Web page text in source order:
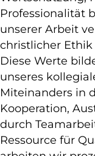
Professionalität
unserer Arbeit
christlicher
Diese Werte
unseres
Miteinanders in
Kooperation,
durch
Ressource für